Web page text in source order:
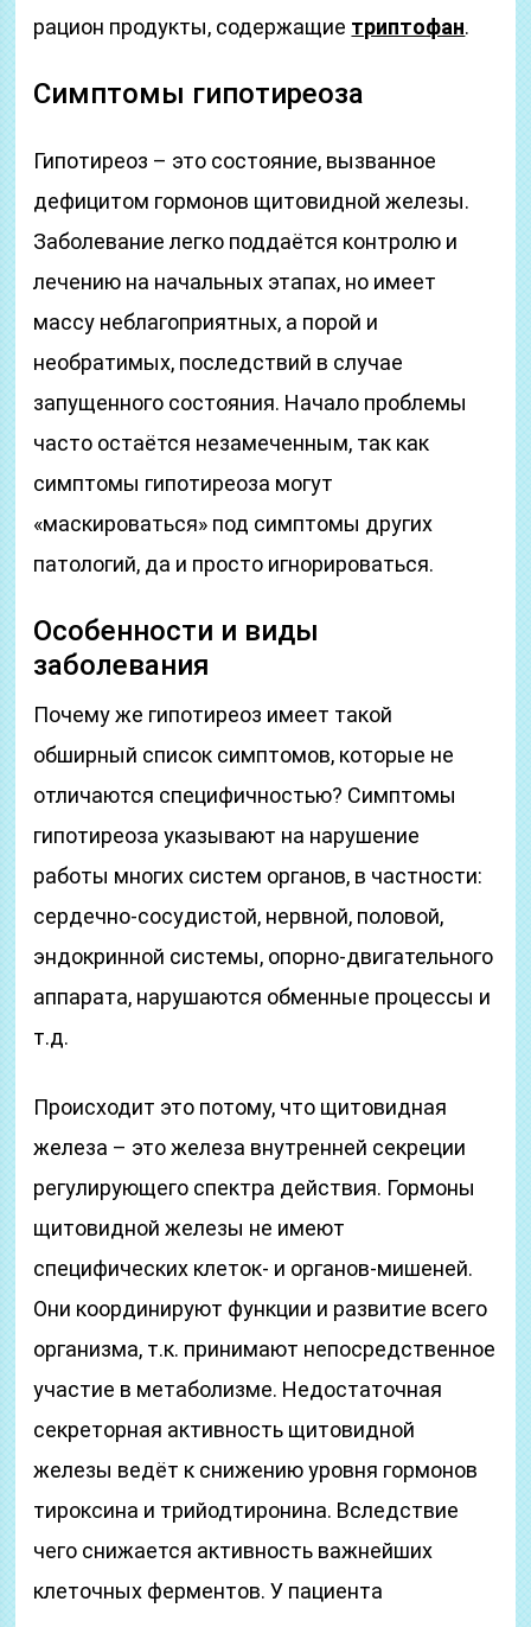
рацион продукты, содержащие триптофан.
Симптомы гипотиреоза
Гипотиреоз – это состояние, вызванное
дефицитом гормонов щитовидной железы.
Заболевание легко поддаётся контролю и
лечению на начальных этапах, но имеет
массу неблагоприятных, а порой и
необратимых, последствий в случае
запущенного состояния. Начало проблемы
часто остаётся незамеченным, так как
симптомы гипотиреоза могут
«маскироваться» под симптомы других
патологий, да и просто игнорироваться.
Особенности и виды
заболевания
Почему же гипотиреоз имеет такой
обширный список симптомов, которые не
отличаются специфичностью? Симптомы
гипотиреоза указывают на нарушение
работы многих систем органов, в частности:
сердечно-сосудистой, нервной, половой,
эндокринной системы, опорно-двигательного
аппарата, нарушаются обменные процессы и
т.д.
Происходит это потому, что щитовидная
железа – это железа внутренней секреции
регулирующего спектра действия. Гормоны
щитовидной железы не имеют
специфических клеток- и органов-мишеней.
Они координируют функции и развитие всего
организма, т.к. принимают непосредственное
участие в метаболизме. Недостаточная
секреторная активность щитовидной
железы ведёт к снижению уровня гормонов
тироксина и трийодтиронина. Вследствие
чего снижается активность важнейших
клеточных ферментов. У пациента